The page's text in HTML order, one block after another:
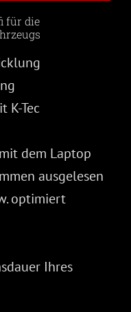
für die
K-Tec
dem Laptop
ausgelesen
optimiert
Ihres